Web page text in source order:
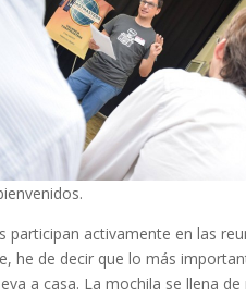
participan activamente en las
he de decir que lo más
a casa. La mochila se llena